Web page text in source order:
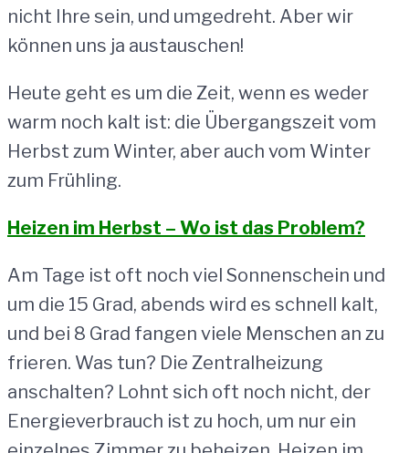
nicht Ihre sein, und umgedreht. Aber wir
können uns ja austauschen!
Heute geht es um die Zeit, wenn es weder
warm noch kalt ist: die Übergangszeit vom
Herbst zum Winter, aber auch vom Winter
zum Frühling.
Heizen im Herbst – Wo ist das Problem?
Am Tage ist oft noch viel Sonnenschein und
um die 15 Grad, abends wird es schnell kalt,
und bei 8 Grad fangen viele Menschen an zu
frieren. Was tun? Die Zentralheizung
anschalten? Lohnt sich oft noch nicht, der
Energieverbrauch ist zu hoch, um nur ein